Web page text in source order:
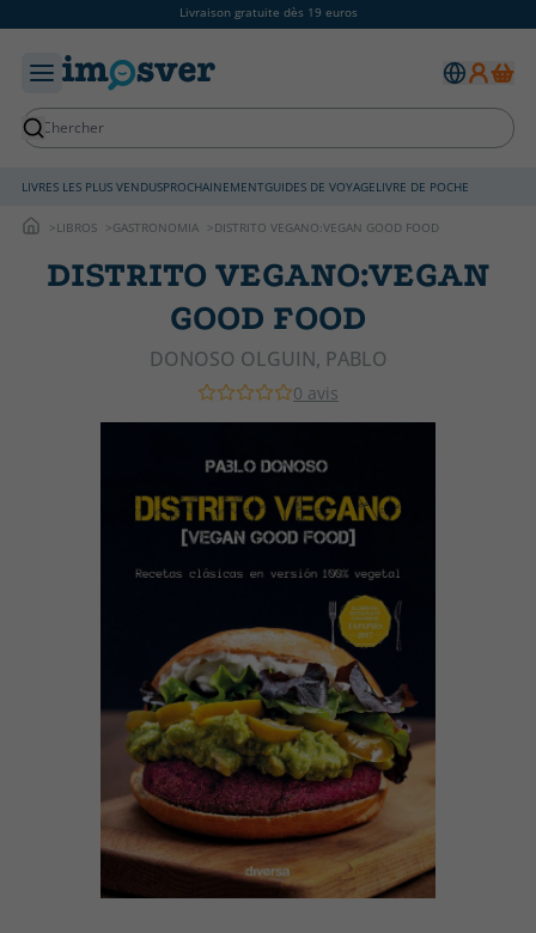
Livraison gratuite dès 19 euros
LIVRES LES PLUS VENDUSPROCHAINEMENTGUIDES DE VOYAGELIVRE DE POCHE
LIBROS GASTRONOMIA DISTRITO VEGANO:VEGAN GOOD FOOD
DISTRITO VEGANO:VEGAN
GOOD FOOD
DONOSO OLGUIN, PABLO
0 avis